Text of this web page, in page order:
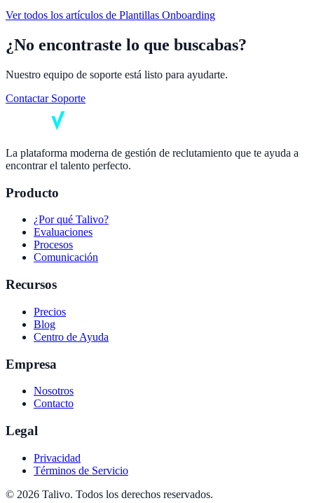
Ver todos los artículos de Plantillas Onboarding
¿No encontraste lo que buscabas?
Nuestro equipo de soporte está listo para ayudarte.
Contactar Soporte
La plataforma moderna de gestión de reclutamiento que te ayuda a
encontrar el talento perfecto.
Producto
¿Por qué Talivo?
Evaluaciones
Procesos
Comunicación
Recursos
Precios
Blog
Centro de Ayuda
Empresa
Nosotros
Contacto
Legal
Privacidad
Términos de Servicio
© 2026 Talivo. Todos los derechos reservados.